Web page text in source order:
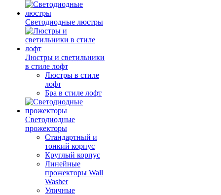
Светодиодные люстры
Люстры и светильники
в стиле лофт
Люстры в стиле
лофт
Бра в стиле лофт
Светодиодные
прожекторы
Стандартный и
тонкий корпус
Круглый корпус
Линейные
прожекторы Wall
Washer
Уличные